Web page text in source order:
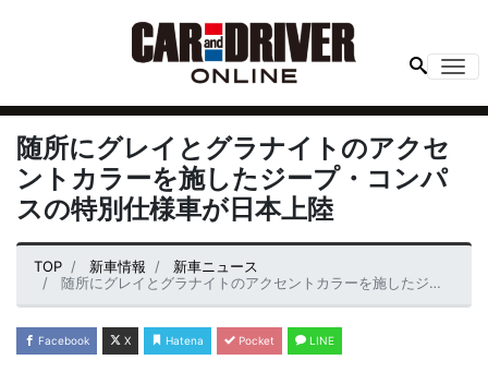
随所にグレイとグラナイトのアクセ
ントカラーを施したジープ・コンパ
スの特別仕様車が日本上陸
TOP 新車情報
新車ニュース
随所にグレイとグラナイトのアクセントカラーを施したジープ・コンパスの特別仕様車が日本上陸
Facebook X Hatena Pocket LINE